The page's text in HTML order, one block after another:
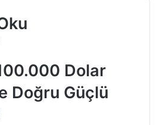
Dolar
Doğru Güçlü